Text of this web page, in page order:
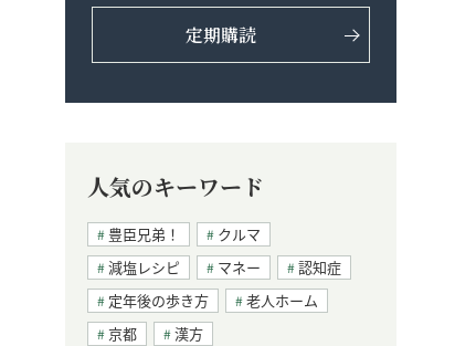
定期購読
人気のキーワード
豊臣兄弟！
クルマ
減塩レシピ
マネー
認知症
定年後の歩き方
老人ホーム
京都
漢方